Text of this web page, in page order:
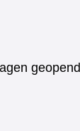
geopend